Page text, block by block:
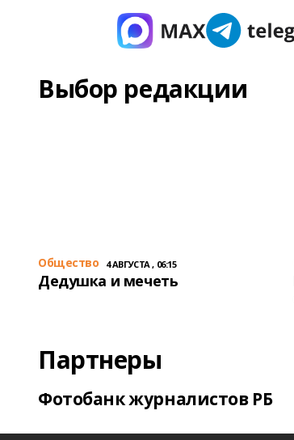
Выбор редакции
Общество 4 АВГУСТА , 06:15
Дедушка и мечеть
Партнеры
Фотобанк журналистов РБ